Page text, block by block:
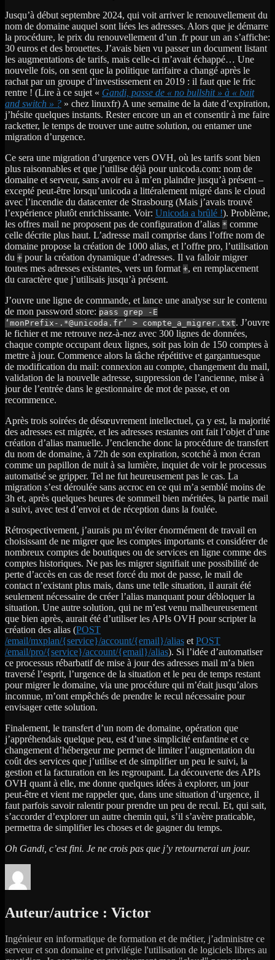
Jusqu’à début septembre 2024, qui voit arriver le renouvellement du
nom de domaine auquel sont liées les adresses. Alors que je démarre
la procédure, le prix du renouvellement d’un .fr pour un an s’affiche:
30 euros et des brouettes. J’avais bien vu passer un document listant
les augmentations de tarifs, mais celle-ci m’avait échappé… Une
nouvelle fois, on sent que la politique tarifaire a changé après le
rachat par un groupe d’investissement en 2019 : il faut que le fric
rentre ! (Lire à ce sujet « Gandi, passe de « no bullshit » à « bait
and switch » ? » chez linuxfr) A une semaine de la date d’expiration,
j’hésite quelques instants. Rester encore un an et consentir à me faire
racketter, le temps de trouver une autre solution, ou entamer une
migration d’urgence.
Ce sera une migration d’urgence vers OVH, où les tarifs sont bien
plus raisonnables et que j’utilise déjà pour unicoda.com: nom de
domaine et serveur, sans avoir eu à m’en plaindre jusqu’à présent –
excepté peut-être lorsqu’unicoda a littéralement migré dans le cloud
avec l’incendie du datacenter de Strasbourg (Mais j’avais trouvé
l’expérience plutôt enrichissante. Voir: Unicoda a brûlé !). Problème,
les offres mail ne proposent pas de configuration d’alias * comme
celle décrite plus haut. L’adresse mail comprise dans l’offre nom de
domaine propose la création de 1000 alias, et l’offre pro, l’utilisation
du + pour la création dynamique d’adresses. Il va falloir migrer
toutes mes adresses existantes, vers un format +, en remplacement
du caractère que j’utilisais jusqu’à présent.
J’ouvre une ligne de commande, et lance une analyse sur le contenu
de mon password store: pass grep -E
‘monPrefix-.*@unicoda.fr’ > compte_a_migrer.txt. J’ouvre
le fichier et me retrouve nez-à-nez avec 300 lignes de données,
chaque compte occupant deux lignes, soit pas loin de 150 comptes à
mettre à jour. Commence alors la tâche répétitive et gargantuesque
de modification du mail: connexion au compte, changement du mail,
validation de la nouvelle adresse, suppression de l’ancienne, mise à
jour de l’entrée dans le gestionnaire de mot de passe, et on
recommence.
Après trois soirées de désœuvrement intellectuel, ça y est, la majorité
des adresses est migrée, et les adresses restantes ont fait l’objet d’une
création d’alias manuelle. J’enclenche donc la procédure de transfert
du nom de domaine, à 72h de son expiration, scotché à mon écran
comme un papillon de nuit à sa lumière, inquiet de voir le processus
automatisé se gripper. Tel ne fut heureusement pas le cas. La
migration s’est déroulée sans accroc en ce qui m’a semblé moins de
3h et, après quelques heures de sommeil bien méritées, la partie mail
a suivi, avec test d’envoi et de réception dans la foulée.
Rétrospectivement, j’aurais pu m’éviter énormément de travail en
choisissant de ne migrer que les comptes importants et considérer de
nombreux comptes de boutiques ou de services en ligne comme des
comptes historiques. Ne pas les migrer signifiait une possibilité de
perte d’accès en cas de reset forcé du mot de passe, le mail de
contact n’existant plus mais, dans une telle situation, il aurait été
seulement nécessaire de créer l’alias manquant pour débloquer la
situation. Une autre solution, qui ne m’est venu malheureusement
que bien après, aurait été d’utiliser les APIs OVH pour scripter la
création des alias (POST
/email/mxplan/{service}/account/{email}/alias et POST
/email/pro/{service}/account/{email}/alias). Si l’idée d’automatiser
ce processus rébarbatif de mise à jour des adresses mail m’a bien
traversé l’esprit, l’urgence de la situation et le peu de temps restant
pour migrer le domaine, via une procédure qui m’était jusqu’alors
inconnue, m’ont empêchés de prendre le recul nécessaire pour
envisager cette solution.
Finalement, le transfert d’un nom de domaine, opération que
j’appréhendais quelque peu, est d’une simplicité enfantine et ce
changement d’hébergeur me permet de limiter l’augmentation du
coût des services que j’utilise et de simplifier un peu le suivi, la
gestion et la facturation en les regroupant. La découverte des APIs
OVH quant à elle, me donne quelques idées à explorer, un jour
peut-être et vient me rappeler que, dans une situation d’urgence, il
faut parfois savoir ralentir pour prendre un peu de recul. Et, qui sait,
s’accorder d’explorer un autre chemin qui, s’il s’avère praticable,
permettra de simplifier les choses et de gagner du temps.
Oh Gandi, c’est fini. Je ne crois pas que j’y retournerai un jour.
Auteur/autrice : Victor
Ingénieur en informatique de formation et de métier, j’administre ce
serveur et son domaine et privilégie l'utilisation de logiciels libres au